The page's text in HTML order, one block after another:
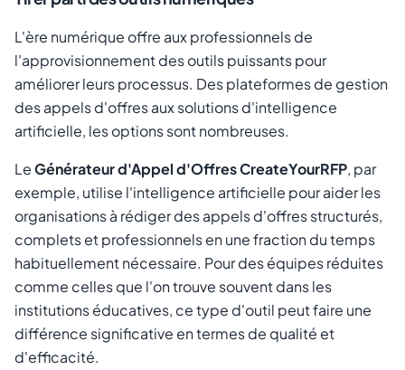
L'ère numérique offre aux professionnels de
l'approvisionnement des outils puissants pour
améliorer leurs processus. Des plateformes de gestion
des appels d'offres aux solutions d'intelligence
artificielle, les options sont nombreuses.
LeGénérateur d'Appel d'Offres CreateYourRFP, par
exemple, utilise l'intelligence artificielle pour aider les
organisations à rédiger des appels d'offres structurés,
complets et professionnels en une fraction du temps
habituellement nécessaire. Pour des équipes réduites
comme celles que l'on trouve souvent dans les
institutions éducatives, ce type d'outil peut faire une
différence significative en termes de qualité et
d'efficacité.